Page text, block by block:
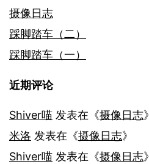
摄像日志
踩脚踏车（二）
踩脚踏车（一）
近期评论
Shiver喵 发表在《摄像日志》
米洛 发表在《摄像日志》
Shiver喵 发表在《摄像日志》